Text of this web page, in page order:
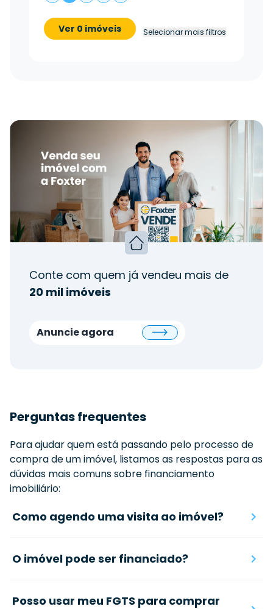
Ver 0 imóveis Selecionar mais filtros
Conte com quem já vendeu mais de
20 mil imóveis
Anuncie agora
Perguntas frequentes
Para ajudar quem está passando pelo processo de
compra de um imóvel, listamos as respostas para as
dúvidas mais comuns sobre financiamento
imobiliário:
Como agendo uma visita ao imóvel?
O imóvel pode ser financiado?
Posso usar meu FGTS para comprar